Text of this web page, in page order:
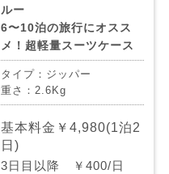
ルー
6〜10泊の旅行にオスス
メ！超軽量スーツケース
タイプ：ジッパー
重さ：2.6Kg
基本料金￥4,980(1泊2
日)
3日目以降 ￥400/日